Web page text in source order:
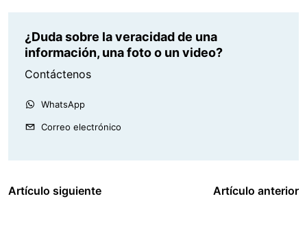
¿Duda sobre la veracidad de una
información, una foto o un video?
Contáctenos
WhatsApp
Correo electrónico
Artículo siguiente Artículo anterior